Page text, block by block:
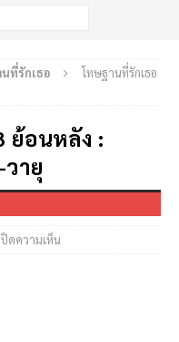
ที่รักเธอ
โทษฐานที่รักเธอ
ย้อนหลัง :
ายุ
ปิดความเห็น